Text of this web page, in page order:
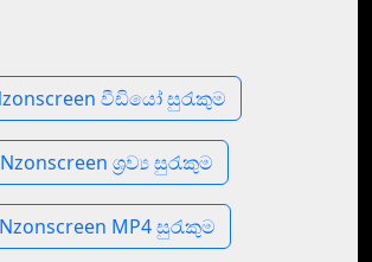
වීඩියෝ සුරැකුම
Nzonscreen ශ්‍රව්‍ය සුරැකුම
Nzonscreen MP4 සුරැකුම